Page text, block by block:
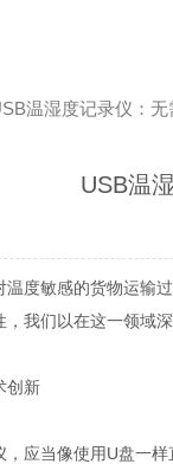
温湿度记录仪：
USB温
敏感的货物运输过
我们以在这一领域
创新
当像使用U盘一样